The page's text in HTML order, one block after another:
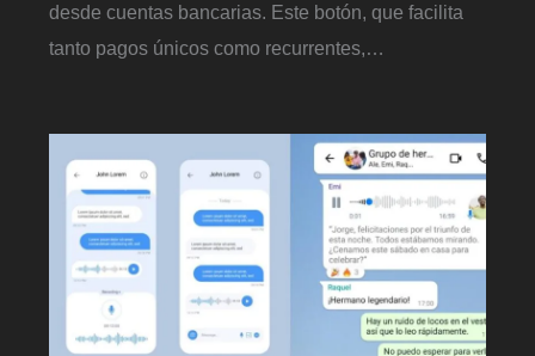
desde cuentas bancarias. Este botón, que facilita
tanto pagos únicos como recurrentes,…